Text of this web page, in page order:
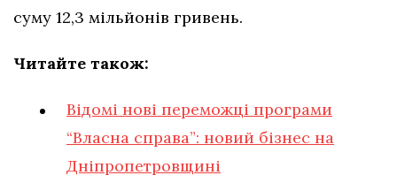
суму 12,3 мільйонів гривень.
Читайте також:
Відомі нові переможці програми
“Власна справа”: новий бізнес на
Дніпропетровщині